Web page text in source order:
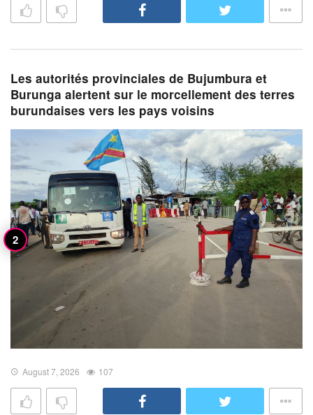
Les autorités provinciales de Bujumbura et
Burunga alertent sur le morcellement des terres
burundaises vers les pays voisins
August 7, 2026 107